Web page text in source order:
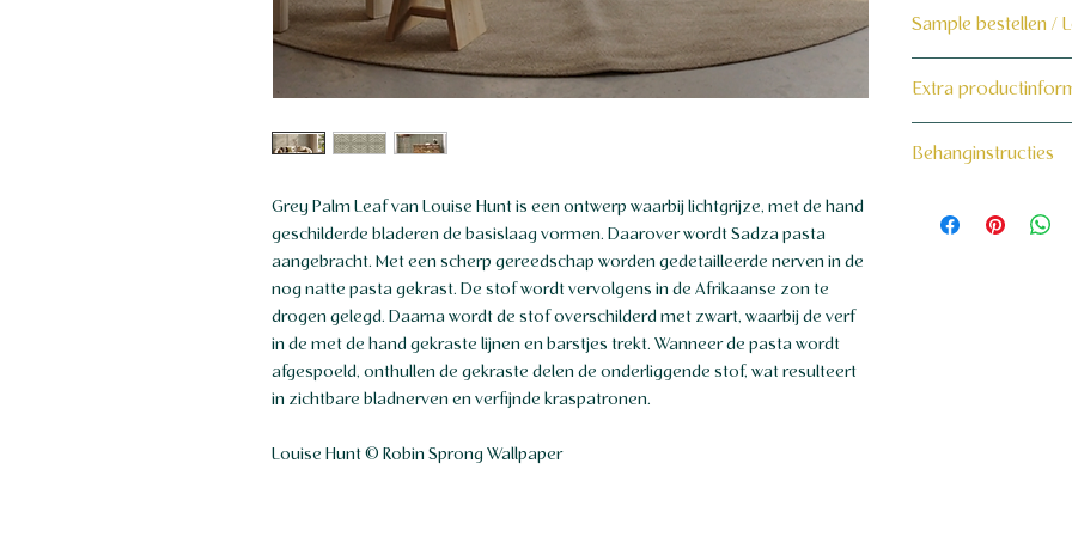
Grey Palm Leaf van Louise Hunt is een ontwerp waarbij lichtgrijze, met de hand
geschilderde bladeren de basislaag vormen. Daarover wordt Sadza pasta
aangebracht. Met een scherp gereedschap worden gedetailleerde nerven in de
nog natte pasta gekrast. De stof wordt vervolgens in de Afrikaanse zon te
drogen gelegd. Daarna wordt de stof overschilderd met zwart, waarbij de verf
in de met de hand gekraste lijnen en barstjes trekt. Wanneer de pasta wordt
afgespoeld, onthullen de gekraste delen de onderliggende stof, wat resulteert
in zichtbare bladnerven en verfijnde kraspatronen.
Louise Hunt © Robin Sprong Wallpaper
Sample bestellen /
Dit product wordt
maat voor jou
Extra
Behanginstructies